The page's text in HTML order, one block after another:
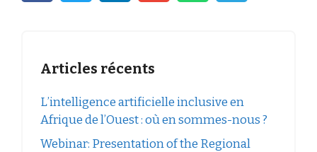
Articles récents
L’intelligence artificielle inclusive en
Afrique de l’Ouest : où en sommes-nous ?
Webinar: Presentation of the Regional